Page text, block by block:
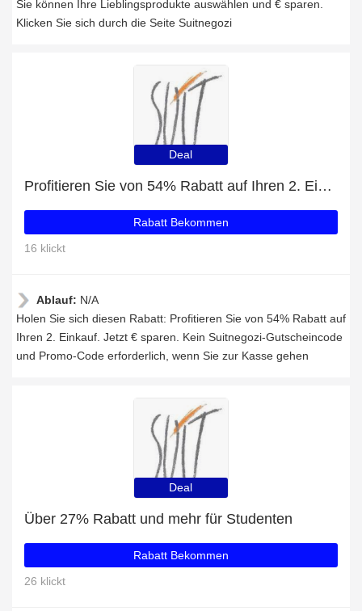
Sie können Ihre Lieblingsprodukte auswählen und € sparen.
Klicken Sie sich durch die Seite Suitnegozi
Deal
Profitieren Sie von 54% Rabatt auf Ihren 2. Einkauf
Rabatt Bekommen
16 klickt
Ablauf: N/A
Holen Sie sich diesen Rabatt: Profitieren Sie von 54% Rabatt auf
Ihren 2. Einkauf. Jetzt € sparen. Kein Suitnegozi-Gutscheincode
und Promo-Code erforderlich, wenn Sie zur Kasse gehen
Deal
Über 27% Rabatt und mehr für Studenten
Rabatt Bekommen
26 klickt